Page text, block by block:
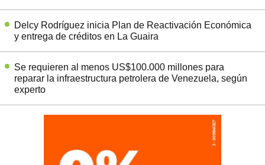
Delcy Rodríguez inicia Plan de Reactivación Económica
y entrega de créditos en La Guaira
Se requieren al menos US$100.000 millones para
reparar la infraestructura petrolera de Venezuela, según
experto